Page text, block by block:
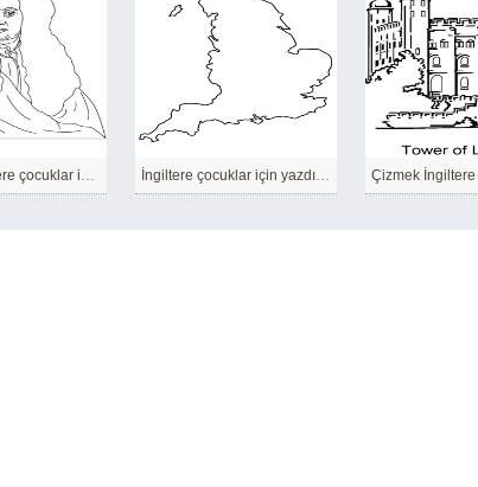
Çizmek İngiltere çocuklar için ücretsiz İngiltere çocuklar için yazdırılabilir